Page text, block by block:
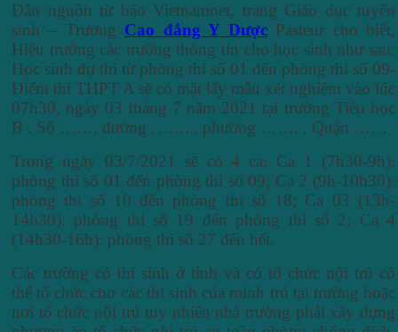
Dẫn nguồn từ báo Vietnamnet, trang Giáo dục tuyển
sinh – Trường Cao đẳng Y DượcPasteur cho biết,
Hiệu trưởng các trường thông tin cho học sinh như sau:
Học sinh dự thi từ phòng thi số 01 đến phòng thi số 09-
Điểm thi THPT A sẽ có mặt lấy mẫu xét nghiệm vào lúc
07h30, ngày 03 tháng 7 năm 2021 tại trường Tiểu học
B . Số ……, đường …….., phường ……. , Quận ……
Trong ngày 03/7/2021 sẽ có 4 ca: Ca 1 (7h30-9h):
phòng thi số 01 đến phòng thi số 09; Ca 2 (9h-10h30):
phòng thi số 10 đến phòng thi số 18; Ca 03 (13h-
14h30): phòng thi số 19 đến phòng thi số 2; Ca 4
(14h30-16h): phòng thi số 27 đến hết.
Các trường có thí sinh ở tỉnh và có tổ chức nội trú có
thể tổ chức cho các thí sinh của mình trú tại trường hoặc
nơi tổ chức nội trú tuy nhiên nhà trường phải xây dựng